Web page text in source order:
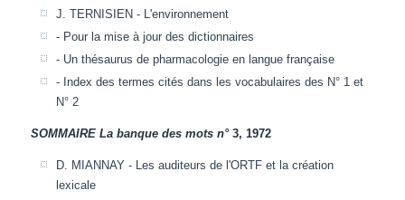
J. TERNISIEN - L'environnement
- Pour la mise à jour des dictionnaires
- Un thésaurus de pharmacologie en langue française
- Index des termes cités dans les vocabulaires des N° 1 et
N° 2
SOMMAIRELa banque des mots n°3, 1972
D. MIANNAY - Les auditeurs de l'ORTF et la création
lexicale